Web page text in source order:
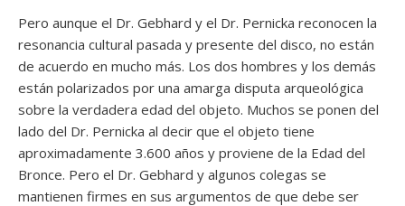
Pero aunque el Dr. Gebhard y el Dr. Pernicka reconocen la
resonancia cultural pasada y presente del disco, no están
de acuerdo en mucho más. Los dos hombres y los demás
están polarizados por una amarga disputa arqueológica
sobre la verdadera edad del objeto. Muchos se ponen del
lado del Dr. Pernicka al decir que el objeto tiene
aproximadamente 3.600 años y proviene de la Edad del
Bronce. Pero el Dr. Gebhard y algunos colegas se
mantienen firmes en sus argumentos de que debe ser